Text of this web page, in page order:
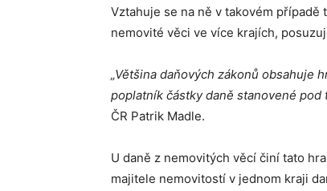
Vztahuje se na ně v takovém případě
nemovité věci ve více krajích,
„Většina daňových zákonů obsahuje
poplatník částky daně stanovené pod
ČR Patrik Madle.
U daně z nemovitých věcí činí tato
majitele nemovitostí v jednom kraji